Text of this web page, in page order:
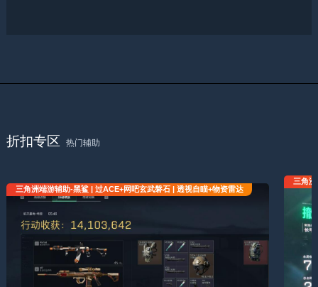
折扣专区 热门辅助
三角洲端游辅助-黑鲨 | 过ACE+网吧玄武磐石 | 透视自瞄+物资雷达
三角洲端游辅助-黑鲨 | 过ACE+网吧玄武磐石 | 透视自瞄+物资雷达
三角